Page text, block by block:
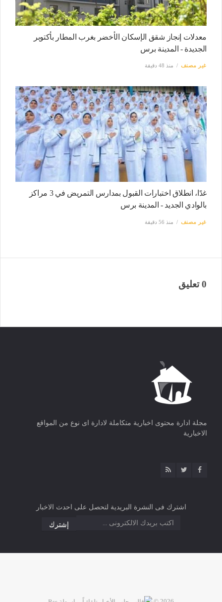
معدلات إنجاز شقق الإسكان الأخضر بغرب المطار بأكتوبر
الجديدة - المدينة برس
غير مصنف منذ 48 دقيقة
غدًا، انطلاق اختبارات القبول بمدارس التمريض في 3 مراكز
بالوادي الجديد - المدينة برس
غير مصنف منذ 56 دقيقة
0 تعليق
مجلة ادارة محتوى اخبارية متكاملة لادارة اى نوع من المواقع
الاخبارية
اشترك فى النشرة البريدية لتحصل على احدث الاخبار